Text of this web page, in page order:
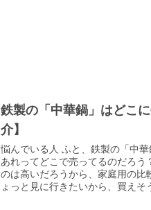
鉄製の「中華鍋」はどこ
介】
悩んでいる人 ふと、鉄製の「中
あれってどこで売ってるのだろ
のは高いだろうから、家庭用の
ょっと見に行きたいから、買えそ